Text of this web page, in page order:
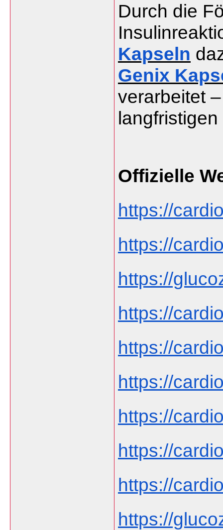
Durch die
Kapseln
Genix
verarbeitet
Offizielle
https://
https://
https://
https://
https://
https://
https://
https://
https://
https://